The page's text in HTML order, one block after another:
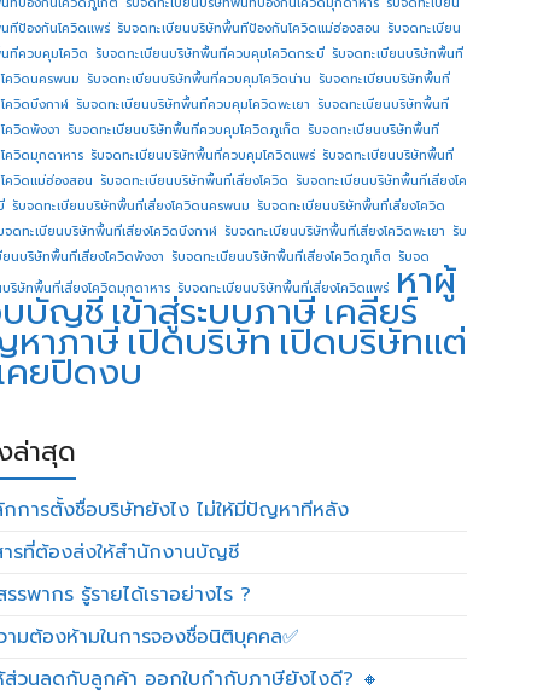
ทีป้องกันโควิดแพร่ รับจดทะเบียนบริษัทพื้นทีป้องกันโควิดแม่ฮ่องสอน รับจดทะเบียน
ที่ควบคุมโควิด รับจดทะเบียนบริษัทพื้นที่ควบคุมโควิดกระบี่ รับจดทะเบียนบริษัทพื้นที่
ควิดนครพนม รับจดทะเบียนบริษัทพื้นที่ควบคุมโควิดน่าน รับจดทะเบียนบริษัทพื้นที่
ควิดบึงกาฬ รับจดทะเบียนบริษัทพื้นที่ควบคุมโควิดพะเยา รับจดทะเบียนบริษัทพื้นที่
ควิดพังงา รับจดทะเบียนบริษัทพื้นที่ควบคุมโควิดภูเก็ต รับจดทะเบียนบริษัทพื้นที่
ควิดมุกดาหาร รับจดทะเบียนบริษัทพื้นที่ควบคุมโควิดแพร่ รับจดทะเบียนบริษัทพื้นที่
ควิดแม่ฮ่องสอน รับจดทะเบียนบริษัทพื้นที่เสี่ยงโควิด รับจดทะเบียนบริษัทพื้นที่เสี่ยงโค
รับจดทะเบียนบริษัทพื้นที่เสี่ยงโควิดนครพนม รับจดทะเบียนบริษัทพื้นที่เสี่ยงโควิด
จดทะเบียนบริษัทพื้นที่เสี่ยงโควิดบึงกาฬ รับจดทะเบียนบริษัทพื้นที่เสี่ยงโควิดพะเยา รับ
ยนบริษัทพื้นที่เสี่ยงโควิดพังงา รับจดทะเบียนบริษัทพื้นที่เสี่ยงโควิดภูเก็ต รับจด
บริษัทพื้นที่เสี่ยงโควิดมุกดาหาร รับจดทะเบียนบริษัทพื้นที่เสี่ยงโควิดแพร่ หาผู้
บัญชี เข้าสู่ระบบภาษี เคลียร์
าภาษีเปิดบริษัทเปิดบริษัทแต่
คยปิดงบ
ล่าสุด
การตั้งชื่อบริษัทยังไง ไม่ให้มีปัญหาทีหลัง
ารที่ต้องส่งให้สำนักงานบัญชี
รพากร รู้รายได้เราอย่างไร ?
ามต้องห้ามในการจองชื่อนิติบุคคล✅
ส่วนลดกับลูกค้า ออกใบกำกับภาษียังไงดี? 🔸